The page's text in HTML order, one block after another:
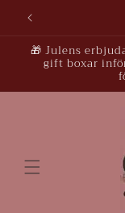
vidare
till
🎁 Julens
gift boxar